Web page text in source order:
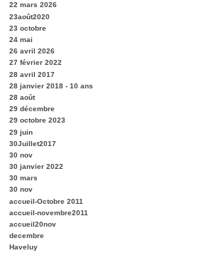
22 mars 2026
23août2020
23 octobre
24 mai
26 avril 2026
27 février 2022
28 avril 2017
28 janvier 2018 - 10 ans
28 août
29 décembre
29 octobre 2023
29 juin
30Juillet2017
30 nov
30 janvier 2022
30 mars
30 nov
accueil-Octobre 2011
accueil-novembre2011
accueil20nov
decembre
Haveluy